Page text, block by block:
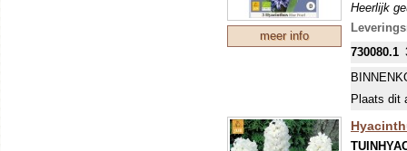
meer info
Heerlijk
730080.1
Plaats dit